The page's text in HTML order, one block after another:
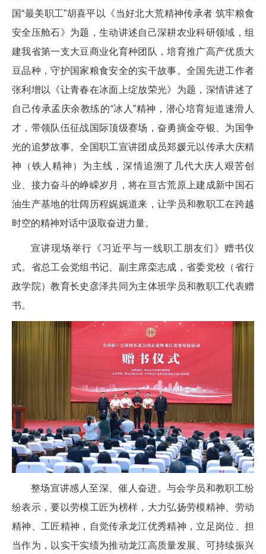
国“最美职工”胡喜平以《当好北大荒精神传承者 筑牢粮食
安全压舱石》为题，生动讲述自己深耕农业科研领域，组
建我省第一支大豆商业化育种团队，培育推广高产优质大
豆品种，守护国家粮食安全的实干故事。全国先进工作者
张利增以《让青春在冰面上绽放荣光》为题，深情讲述了
自己传承孟庆余教练的“冰人”精神，潜心培育短道速滑人
才，带领队伍征战国际顶级赛场，奋勇摘金夺银、为国争
光的追梦故事。全国职工宣讲团成员郑媛元以传承大庆精
神（铁人精神）为主线，深情追溯了几代大庆人艰苦创
业、接力奋斗的峥嵘岁月，将在亘古荒原上建成新中国石
油生产基地的壮阔历程娓娓道来，让学员和教职工在跨越
时空的精神对话中汲取奋进力量。
宣讲现场举行《习近平与一线职工朋友们》赠书仪
式。省总工会党组书记、副主席栾志成，省委党校（省行
政学院）教育长史彦泽共同为主体班学员和教职工代表赠
书。
整场宣讲感人至深、催人奋进。与会学员和教职工纷
纷表示，要以劳模工匠为榜样，大力弘扬劳模精神、劳动
精神、工匠精神，自觉传承龙江优秀精神，立足岗位、担
当作为，以实干实绩为推动龙江高质量发展、可持续振兴